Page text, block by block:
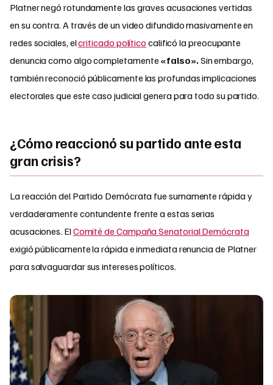
Platner negó rotundamente las graves acusaciones vertidas
en su contra. A través de un video difundido masivamente en
redes sociales, elcriticado político calificó la preocupante
denuncia como algo completamente «falso».Sin embargo,
también reconoció públicamente las profundas implicaciones
electorales que este caso judicial genera para todo su partido.
¿Cómo reaccionó su partido ante esta
gran crisis?
La reacción del Partido Demócrata fue sumamente rápida y
verdaderamente contundente frente a estas serias
acusaciones. ElComité de Campaña Senatorial Demócrata
exigió públicamente la rápida e inmediata renuncia de Platner
para salvaguardar sus intereses políticos.